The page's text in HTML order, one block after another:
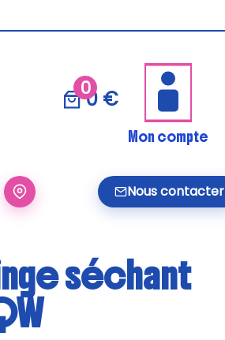
00 €
Mon compte
Nous contacter
séchant